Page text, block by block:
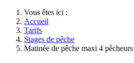
Vous êtes ici :
Accueil
Tarifs
Stages de pêche
Matinée de pêche maxi 4